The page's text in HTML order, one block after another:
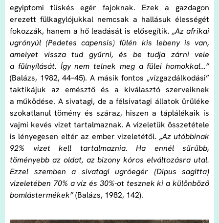
egyiptomi tüskés egér fajoknak. Ezek a gazdagon
erezett fülkagylójukkal nemcsak a hallásuk élességét
fokozzák, hanem a hő leadását is elősegítik. „Az afrikai
ugrónyúl (Pedetes capensis) fülén kis lebeny is van,
amelyet vissza tud gyűrni, és be tudja zárni vele
a fülnyílását. Így nem telnek meg a fülei homokkal…”
(Balázs, 1982, 44–45). A másik fontos „vízgazdálkodási”
taktikájuk az emésztő és a kiválasztó szerveiknek
a működése. A sivatagi, de a félsivatagi állatok ürüléke
szokatlanul tömény és száraz, hiszen a táplálékaik is
vajmi kevés vizet tartalmaznak. A vizeletük összetétele
is lényegesen eltér az ember vizeletétől. „Az utóbbinak
92% vizet kell tartalmaznia. Ha ennél sűrűbb,
töményebb az oldat, az bizony kóros elváltozásra utal.
Ezzel szemben a sivatagi ugróegér (Dipus sagitta)
vizeletében 70% a víz és 30%-ot tesznek ki a különböző
bomlástermékek”(Balázs, 1982, 142).